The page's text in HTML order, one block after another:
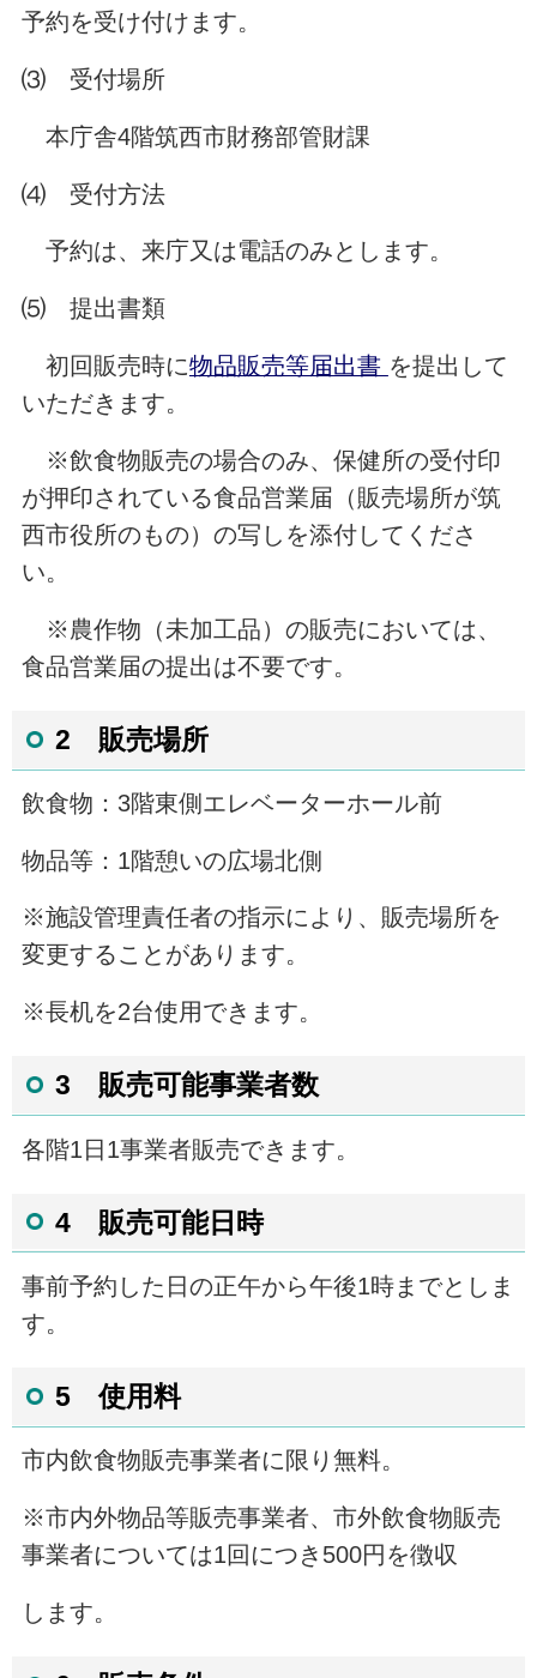
予約を受け付けます。
⑶ 受付場所
本庁舎4階筑西市財務部管財課
⑷ 受付方法
予約は、来庁又は電話のみとします。
⑸ 提出書類
初回販売時に物品販売等届出書 を提出して
いただきます。
※飲食物販売の場合のみ、保健所の受付印
が押印されている食品営業届（販売場所が筑
西市役所のもの）の写しを添付してくださ
い。
※農作物（未加工品）の販売においては、
食品営業届の提出は不要です。
2 販売場所
飲食物：3階東側エレベーターホール前
物品等：1階憩いの広場北側
※施設管理責任者の指示により、販売場所を
変更することがあります。
※長机を2台使用できます。
3 販売可能事業者数
各階1日1事業者販売できます。
4 販売可能日時
事前予約した日の正午から午後1時までとしま
す。
5 使用料
市内飲食物販売事業者に限り無料。
※市内外物品等販売事業者、市外飲食物販売
事業者については1回につき500円を徴収
します。